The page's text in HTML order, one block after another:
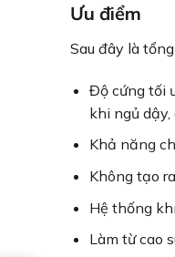
Ưu điểm
Sau đây là
Độ cứng tối
khi ngủ dậy,
Khả năng
Không tạo
Hệ thống
Làm từ cao